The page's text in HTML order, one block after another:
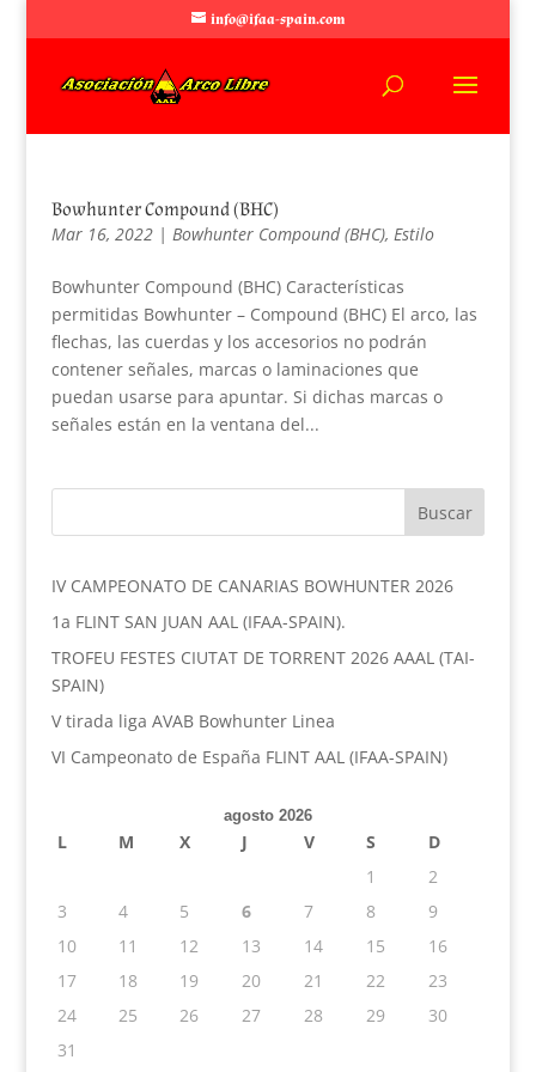
info@ifaa-spain.com
Bowhunter Compound (BHC)
Mar 16, 2022| Bowhunter Compound (BHC), Estilo
Bowhunter Compound (BHC) Características
permitidas Bowhunter – Compound (BHC) El arco, las
flechas, las cuerdas y los accesorios no podrán
contener señales, marcas o laminaciones que
puedan usarse para apuntar. Si dichas marcas o
señales están en la ventana del...
IV CAMPEONATO DE CANARIAS BOWHUNTER 2026
1a FLINT SAN JUAN AAL (IFAA-SPAIN).
TROFEU FESTES CIUTAT DE TORRENT 2026 AAAL (TAI-
SPAIN)
V tirada liga AVAB Bowhunter Linea
VI Campeonato de España FLINT AAL (IFAA-SPAIN)
agosto 2026
L M X J V S
D
1
2
3
4 5 6 7 8
9
10
11 12 13 14 15
16
17
18 19 20 21 22
23
24
25 26 27 28 29
30
31